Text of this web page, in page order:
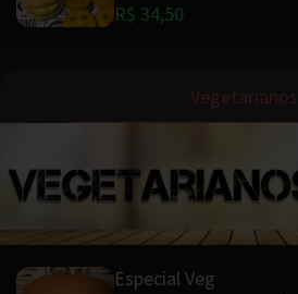
R$ 34,50
Vegetarianos
Especial Veg